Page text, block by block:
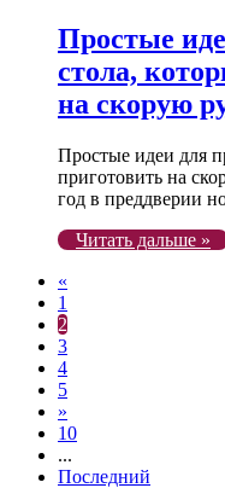
Простые
стола,
на скорую
Простые идеи для
приготовить на
год в преддверии
Читать дальше »
«
1
2
3
4
5
»
10
...
Последний